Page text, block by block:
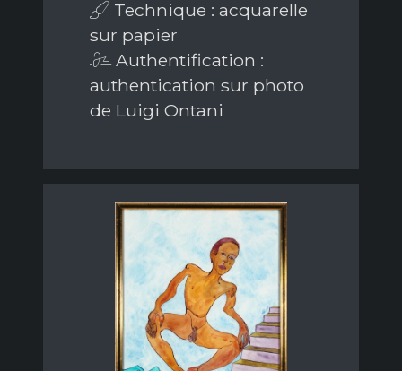
Technique : acquarelle
sur papier
Authentification :
authentication sur photo
de Luigi Ontani